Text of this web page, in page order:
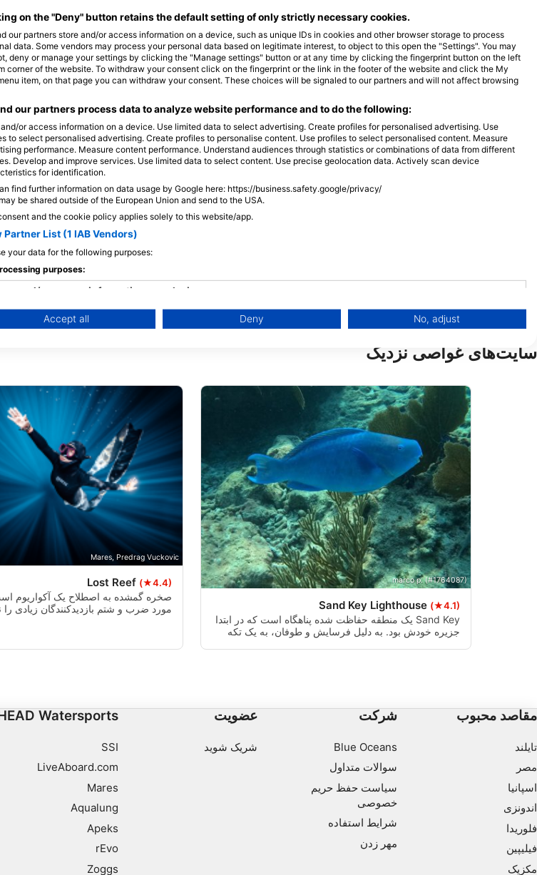
J
F
M
J
A
S
O
N
J
F
M
M
J
J
F
J
J
A
نمایش حیوانات بیشتر
مراکز غواصی که از این سایت غواصی پذیرایی می‌کنند
سایت‌های غواصی نزدیک
marco p. (#1764087)
Sand Key Lighthouse (★4.1)
Sand Key یک منطقه حفاظت شده پناهگاه است که در ابتدا
جزیره خودش بود. به دلیل فرسایش و طوفان، به یک تکه
Mares, Predrag Vuckovic
Lost Reef (★4.4)
صخره گمشده به اصطلاح یک آکواریوم
مورد ضرب و شتم بازدیدکنندگان زیادی را
مقاصد محبوب
تایلند
مصر
اسپانیا
اندونزی
فلوریدا
فیلیپین
مکزیک
شرکت
Blue Oceans
سوالات متداول
سیاست حفظ حریم
خصوصی
شرایط استفاده
مهر زدن
عضویت
شریک شوید
Watersports
SSI
LiveAboard.com
Mares
Aqualung
Apeks
rEvo
Zoggs
on the "Deny" button retains the default setting of only strictly necessary cookies.
our partners store and/or access information on a device, such as unique IDs in cookies and other browser storage to process
data. Some vendors may process your personal data based on legitimate interest, to object to this open the "Settings". You may
deny or manage your settings by clicking the "Manage settings" button or at any time by clicking the fingerprint button on the left
corner of the website. To withdraw your consent click on the fingerprint or the link in the footer of the website and click the My
item, on that page you can withdraw your consent. These choices will be signaled to our partners and will not affect browsing
our partners process data to analyze website performance and to do the following:
or access information on a device. Use limited data to select advertising. Create profiles for personalised advertising. Use
to select personalised advertising. Create profiles to personalise content. Use profiles to select personalised content. Measure
performance. Measure content performance. Understand audiences through statistics or combinations of data from different
Develop and improve services. Use limited data to select content. Use precise geolocation data. Actively scan device
for identification.
find further information on data usage by Google here: https://business.safety.google/privacy/
be shared outside of the European Union and send to the USA.
and the cookie policy applies solely to this website/app.
Partner List (1 IAB Vendors)
your data for the following purposes:
purposes:
and/or access information on a device
limited data to select advertising
profiles to personalise content
profiles to select personalised content
advertising performance
content performance
audiences through statistics or combinations of data from different sources
and improve services
limited data to select content
Features:
Accept all Deny No, adjust